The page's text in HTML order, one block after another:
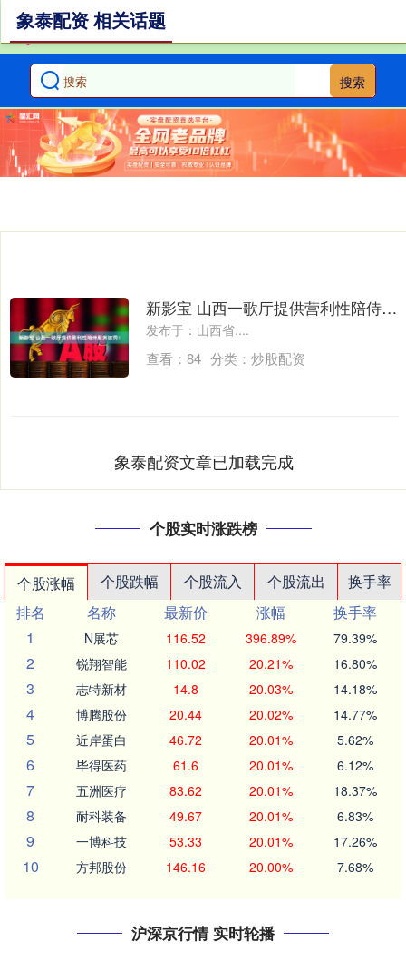
搜索
象泰配资 相关话题
新影宝 山西一歌厅提供营利性陪侍服务被罚！
发布于：山西省....
查看： 84 分类： 炒股配资
象泰配资文章已加载完成
个股实时涨跌榜
个股涨幅 个股跌幅 个股流入 个股流出
换手率
排名
名称 最新价 涨幅
换手率
1
N展芯 116.52 396.89% 79.39%
2 锐翔智能 110.02 20.21% 16.80%
3 志特新材 14.8 20.03% 14.18%
4 博腾股份 20.44 20.02% 14.77%
5 近岸蛋白 46.72 20.01% 5.62%
6 毕得医药 61.6 20.01% 6.12%
7 五洲医疗 83.62 20.01% 18.37%
8 耐科装备 49.67 20.01% 6.83%
9 一博科技 53.33 20.01% 17.26%
10 方邦股份 146.16 20.00% 7.68%
沪深京行情 实时轮播